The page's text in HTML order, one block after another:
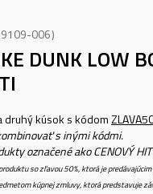
006
DUNK LOW
druhý kúsok s kódom
s inými kódmi.
označené ako CENOVÝ HIT
so zľavou 50%, ktorá je
kúpnej zmluvy, ktorá predstavuje